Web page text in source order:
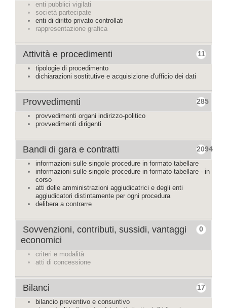
enti pubblici vigilati
società partecipate
enti di diritto privato controllati
rappresentazione grafica
11
Attività e procedimenti
tipologie di procedimento
dichiarazioni sostitutive e acquisizione d'ufficio dei dati
285
Provvedimenti
provvedimenti organi indirizzo-politico
provvedimenti dirigenti
2094
Bandi di gara e contratti
informazioni sulle singole procedure in formato tabellare
informazioni sulle singole procedure in formato tabellare - in
corso
atti delle amministrazioni aggiudicatrici e degli enti
aggiudicatori distintamente per ogni procedura
delibera a contrarre
0
Sovvenzioni, contributi, sussidi, vantaggi
economici
criteri e modalità
atti di concessione
17
Bilanci
bilancio preventivo e consuntivo